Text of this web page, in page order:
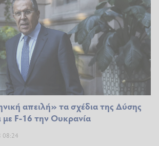
απειλή» τα σχέδια της Δύσης
με F-16 την Ουκρανία
08:24